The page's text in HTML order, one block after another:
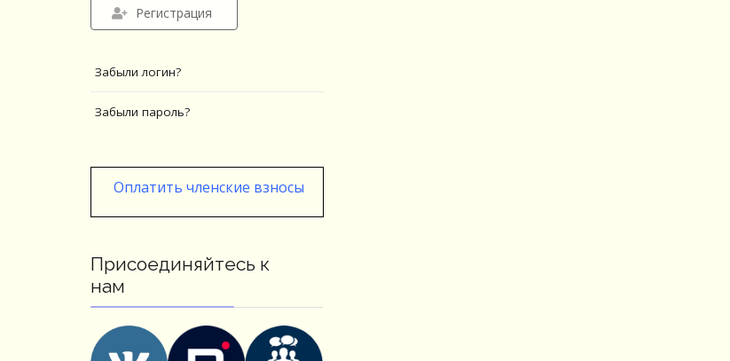
Регистрация
Забыли логин?
Забыли пароль?
Оплатить членские взносы
Присоединяйтесь к
нам